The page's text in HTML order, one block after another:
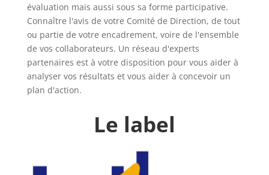
évaluation mais aussi sous sa forme participative.
Connaître l'avis de votre Comité de Direction, de tout
ou partie de votre encadrement, voire de l'ensemble
de vos collaborateurs. Un réseau d'experts
partenaires est à votre disposition pour vous aider à
analyser vos résultats et vous aider à concevoir un
plan d'action.
Le label